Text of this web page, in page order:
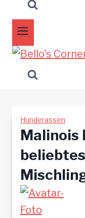
Hunderassen
Malinois